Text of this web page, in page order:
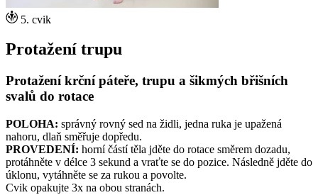
5. cvik
Protažení trupu
Protažení krční páteře, trupu a šikmých břišních
svalů do rotace
POLOHA: správný rovný sed na židli, jedna ruka je upažená
nahoru, dlaň směřuje dopředu.
PROVEDENÍ: horní částí těla jděte do rotace směrem dozadu,
protáhněte v délce 3 sekund a vraťte se do pozice. Následně jděte do
úklonu, vytáhněte se za rukou a povolte.
Cvik opakujte 3x na obou stranách.